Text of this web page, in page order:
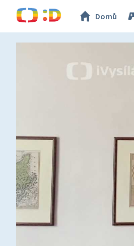
Domů